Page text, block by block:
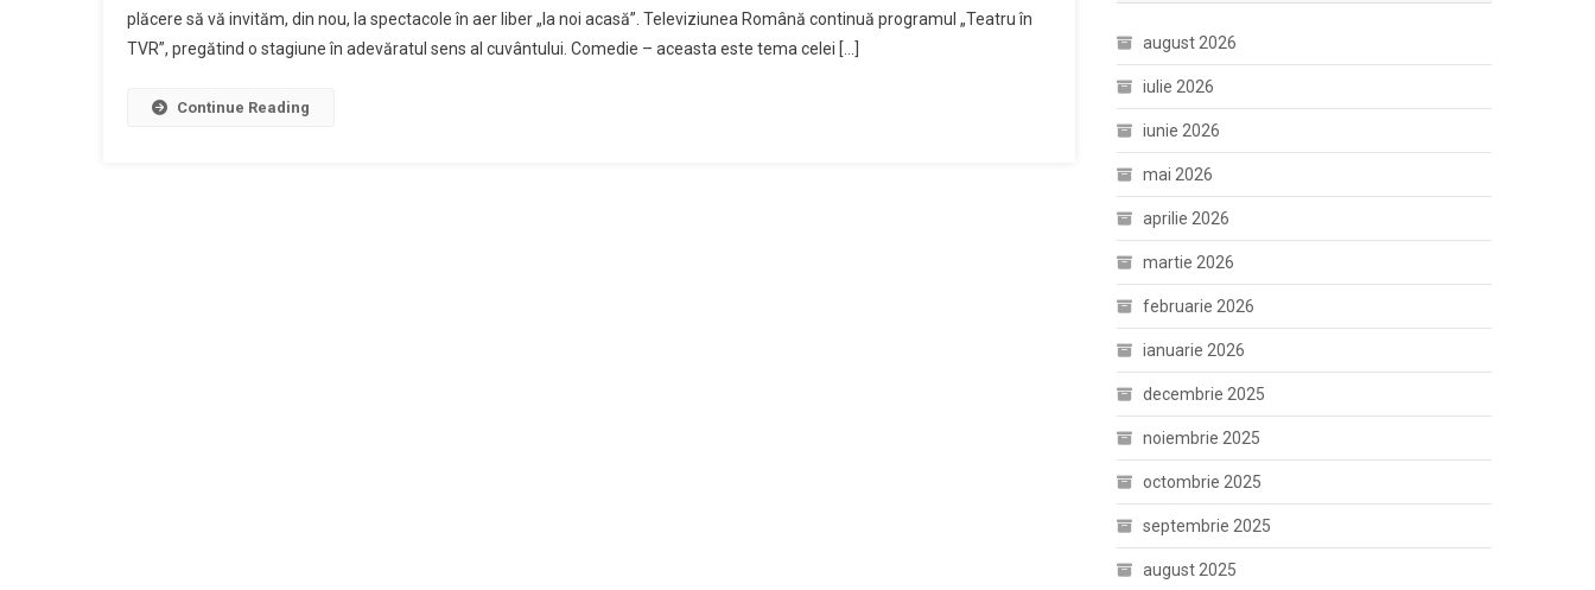
plăcere să vă invităm, din nou, la spectacole în aer liber „la noi acasă”. Televiziunea Română continuă programul „Teatru în
TVR”, pregătind o stagiune în adevăratul sens al cuvântului. Comedie – aceasta este tema celei […]
Continue Reading
august 2026
iulie 2026
iunie 2026
mai 2026
aprilie 2026
martie 2026
februarie 2026
ianuarie 2026
decembrie 2025
noiembrie 2025
octombrie 2025
septembrie 2025
august 2025